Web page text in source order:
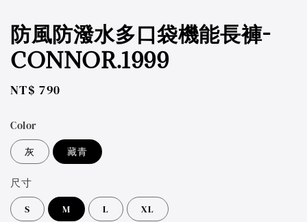
防風防潑水多口袋機能長褲-
CONNOR.1999
Regular
NT$ 790
Color
灰 藏青
尺寸
S M L XL